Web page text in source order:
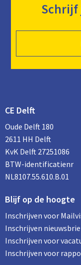
Schrijf
CE Delft
Oude Delft 180
2611 HH Delft
KvK Delft 27251086
BTW-identificatienr
NL8107.55.610.B.01
Blijf op de hoogte
Inschrijven voor
Inschrijven
Inschrijven voor
Inschrijven voor